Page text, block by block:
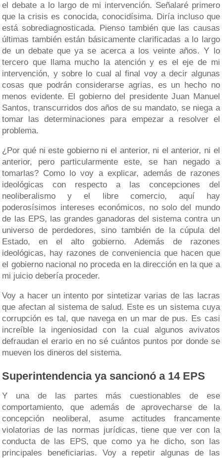
el debate a lo largo de mi intervención. Señalaré primero
que la crisis es conocida, conocidísima. Diría incluso que
está sobrediagnosticada. Pienso también que las causas
últimas también están básicamente clarificadas a lo largo
de un debate que ya se acerca a los veinte años. Y lo
tercero que llama mucho la atención y es el eje de mi
intervención, y sobre lo cual al final voy a decir algunas
cosas que podrán considerarse agrias, es un hecho no
menos evidente. El gobierno del presidente Juan Manuel
Santos, transcurridos dos años de su mandato, se niega a
tomar las determinaciones para empezar a resolver el
problema.
¿Por qué ni este gobierno ni el anterior, ni el anterior, ni el
anterior, pero particularmente este, se han negado a
tomarlas? Como lo voy a explicar, además de razones
ideológicas con respecto a las concepciones del
neoliberalismo y el libre comercio, aquí hay
poderosísimos intereses económicos, no solo del mundo
de las EPS, las grandes ganadoras del sistema contra un
universo de perdedores, sino también de la cúpula del
Estado, en el alto gobierno. Además de razones
ideológicas, hay razones de conveniencia que hacen que
el gobierno nacional no proceda en la dirección en la que a
mi juicio debería proceder.
Voy a hacer un intento por sintetizar varias de las lacras
que afectan al sistema de salud. Este es un sistema cuya
corrupción es tal, que navega en un mar de pus. Es casi
increíble la ingeniosidad con la cual algunos avivatos
defraudan el erario en no sé cuántos puntos por donde se
mueven los dineros del sistema.
Superintendencia ya sancionó a 14 EPS
Y una de las partes más cuestionables de ese
comportamiento, que además de aprovecharse de la
concepción neoliberal, asume actitudes francamente
violatorias de las normas jurídicas, tiene que ver con la
conducta de las EPS, que como ya he dicho, son las
principales beneficiarias. Voy a repetir algunas de las